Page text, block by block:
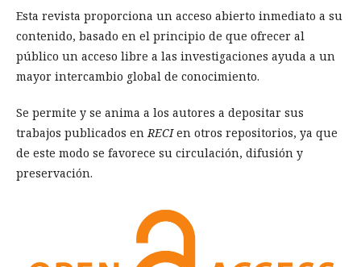
Esta revista proporciona un acceso abierto inmediato a su
contenido, basado en el principio de que ofrecer al
público un acceso libre a las investigaciones ayuda a un
mayor intercambio global de conocimiento.
Se permite y se anima a los autores a depositar sus
trabajos publicados enRECIen otros repositorios, ya que
de este modo se favorece su circulación, difusión y
preservación.